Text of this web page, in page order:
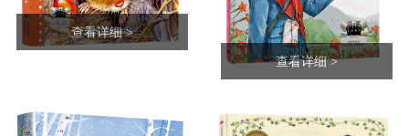
查看详